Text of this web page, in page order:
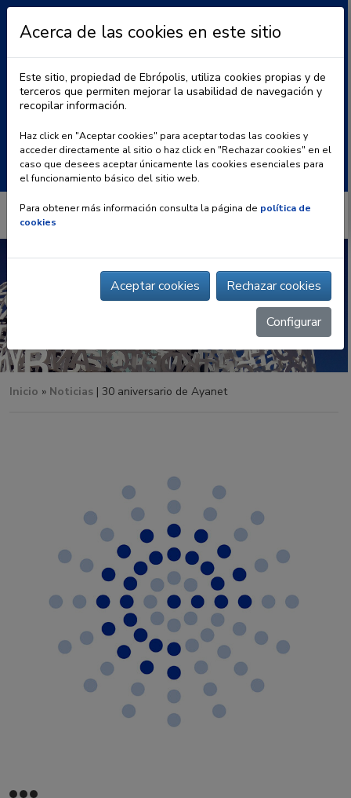
BLOG | CONTACTO
Buscar:
Inicio » Noticias | 30 aniversario de Ayanet
Acerca de las cookies en este sitio
Este sitio, propiedad de Ebrópolis, utiliza cookies propias y de
terceros que permiten mejorar la usabilidad de navegación y
recopilar información.
Haz click en "Aceptar cookies" para aceptar todas las cookies y
acceder directamente al sitio o haz click en "Rechazar cookies" en el
caso que desees aceptar únicamente las cookies esenciales para
el funcionamiento básico del sitio web.
Para obtener más información consulta la página de política de
cookies
Aceptar cookies Rechazar cookies
Configurar